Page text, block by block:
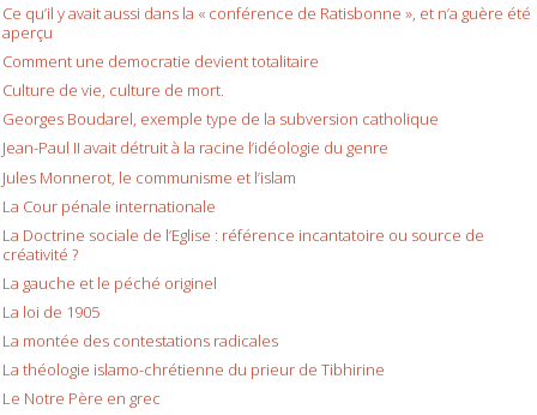
Ce qu’il y avait aussi dans la « conférence de Ratisbonne », et n’a guère été
aperçu
Comment une democratie devient totalitaire
Culture de vie, culture de mort.
Georges Boudarel, exemple type de la subversion catholique
Jean-Paul II avait détruit à la racine l’idéologie du genre
Jules Monnerot, le communisme et l’islam
La Cour pénale internationale
La Doctrine sociale de l’Eglise : référence incantatoire ou source de
créativité ?
La gauche et le péché originel
La loi de 1905
La montée des contestations radicales
La théologie islamo-chrétienne du prieur de Tibhirine
Le Notre Père en grec